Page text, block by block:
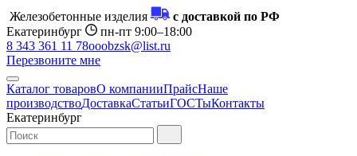
Железобетонные изделия
с доставкой по РФ
Екатеринбург
пн-пт 9:00–18:00
8 343 361 11 78ooobzsk@list.ru
Перезвоните мне
Каталог товаровО компанииПрайсНаше
производствоДоставкаСтатьиГОСТыКонтакты
Екатеринбург